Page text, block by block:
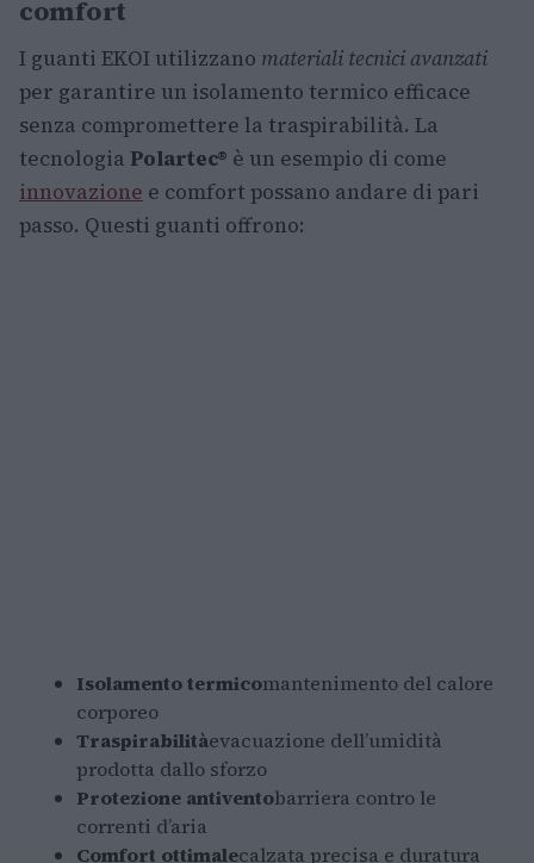
comfort
I guanti EKOI utilizzano materiali tecnici avanzati
per garantire un isolamento termico efficace
senza compromettere la traspirabilità. La
tecnologia Polartec® è un esempio di come
innovazione e comfort possano andare di pari
passo. Questi guanti offrono:
Isolamento termicomantenimento del calore
corporeo
Traspirabilitàevacuazione dell’umidità
prodotta dallo sforzo
Protezione antiventobarriera contro le
correnti d’aria
Comfort ottimalecalzata precisa e duratura